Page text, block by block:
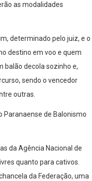
as modalidades
determinado pelo juiz, e o
destino em voo e quem
balão decola sozinho e,
sendo o vencedor
outras.
Paranaense de Balonismo
da Agência Nacional de
quanto para cativos.
da Federação, uma